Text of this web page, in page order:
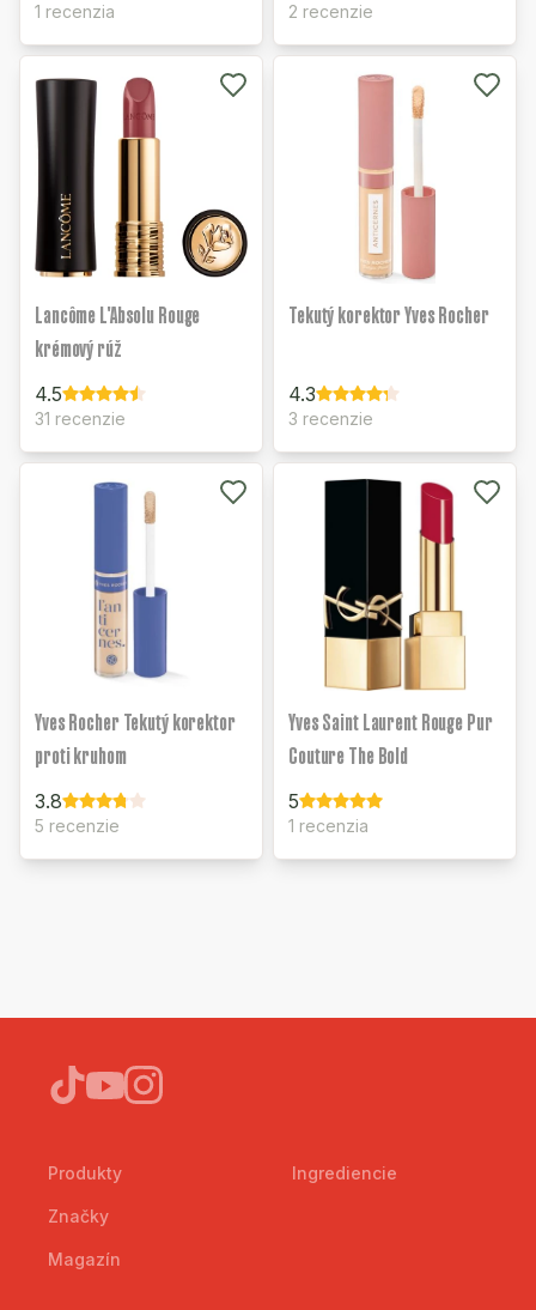
1 recenzia 2 recenzie
Lancôme L'Absolu Rouge
krémový rúž
4.5
31 recenzie
Tekutý korektor Yves Rocher
4.3
3 recenzie
Yves Rocher Tekutý korektor
proti kruhom
3.8
5 recenzie
Yves Saint Laurent Rouge Pur
Couture The Bold
5
1 recenzia
Produkty
Značky
Magazín
Ingrediencie